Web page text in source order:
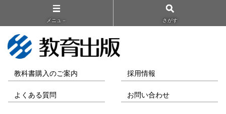
メニュ－ さがす
教科書購入のご案内 採用情報
よくある質問 お問い合わせ